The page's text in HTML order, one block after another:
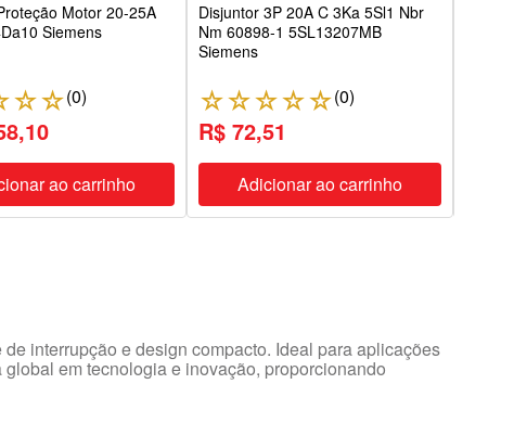
Motor 20-25A
Siemens
☆☆(0)
ao carrinho
Disjuntor 3P 20A C 3Ka 5Sl1 Nbr
Nm 60898-1 5SL13207MB
Siemens
☆☆☆☆☆(0)
R$ 72,51
Adicionar ao carrinho
interrupção e design compacto. Ideal para aplicações
em tecnologia e inovação, proporcionando